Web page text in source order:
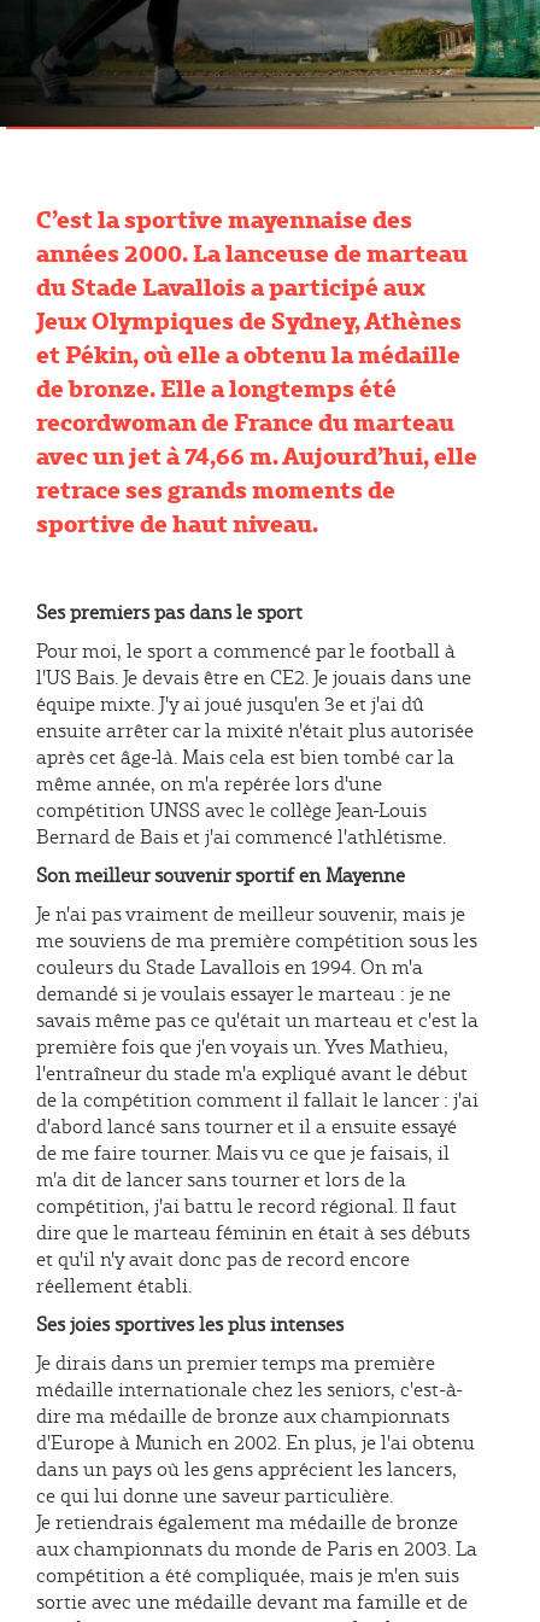
C’est la sportive mayennaise des
années 2000. La lanceuse de marteau
du Stade Lavallois a participé aux
Jeux Olympiques de Sydney, Athènes
et Pékin, où elle a obtenu la médaille
de bronze. Elle a longtemps été
recordwoman de France du marteau
avec un jet à 74,66 m. Aujourd’hui, elle
retrace ses grands moments de
sportive de haut niveau.
Ses premiers pas dans le sport
Pour moi, le sport a commencé par le football à
l'US Bais. Je devais être en CE2. Je jouais dans une
équipe mixte. J'y ai joué jusqu'en 3e et j'ai dû
ensuite arrêter car la mixité n'était plus autorisée
après cet âge-là. Mais cela est bien tombé car la
même année, on m'a repérée lors d'une
compétition UNSS avec le collège Jean-Louis
Bernard de Bais et j'ai commencé l'athlétisme.
Son meilleur souvenir sportif en Mayenne
Je n'ai pas vraiment de meilleur souvenir, mais je
me souviens de ma première compétition sous les
couleurs du Stade Lavallois en 1994. On m'a
demandé si je voulais essayer le marteau : je ne
savais même pas ce qu'était un marteau et c'est la
première fois que j'en voyais un. Yves Mathieu,
l'entraîneur du stade m'a expliqué avant le début
de la compétition comment il fallait le lancer : j'ai
d'abord lancé sans tourner et il a ensuite essayé
de me faire tourner. Mais vu ce que je faisais, il
m'a dit de lancer sans tourner et lors de la
compétition, j'ai battu le record régional. Il faut
dire que le marteau féminin en était à ses débuts
et qu'il n'y avait donc pas de record encore
réellement établi.
Ses joies sportives les plus intenses
Je dirais dans un premier temps ma première
médaille internationale chez les seniors, c'est-à-
dire ma médaille de bronze aux championnats
d'Europe à Munich en 2002. En plus, je l'ai obtenu
dans un pays où les gens apprécient les lancers,
ce qui lui donne une saveur particulière.
Je retiendrais également ma médaille de bronze
aux championnats du monde de Paris en 2003. La
compétition a été compliquée, mais je m'en suis
sortie avec une médaille devant ma famille et de